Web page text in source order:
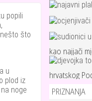
popili
što
u
plod iz
noge
kao najjači
hrvatskog
PRIZNANJA